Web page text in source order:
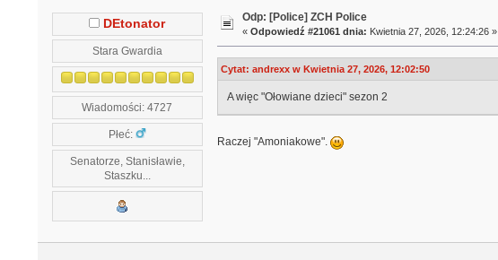
DEtonator
Stara Gwardia
Wiadomości: 4727
Płeć:
Senatorze, Stanisławie,
Staszku...
Odp: [Police] ZCH Police
«Odpowiedź #21061 dnia: Kwietnia 27, 2026, 12:24:26 »
Cytat: andrexx w Kwietnia 27, 2026, 12:02:50
A więc "Ołowiane dzieci" sezon 2
Raczej "Amoniakowe".